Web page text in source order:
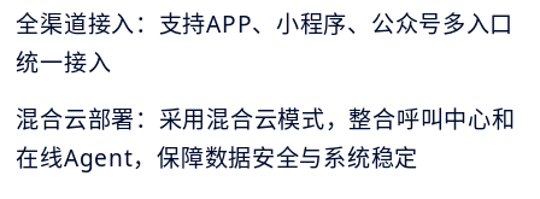
全渠道接入：支持APP、小程序、公众号多入口
统一接入
混合云部署：采用混合云模式，整合呼叫中心和
在线Agent，保障数据安全与系统稳定